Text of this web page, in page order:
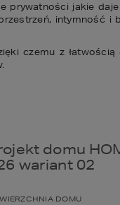
prywatności jakie
intymność i
czemu z łatwością
domu
wariant 02
DOMU